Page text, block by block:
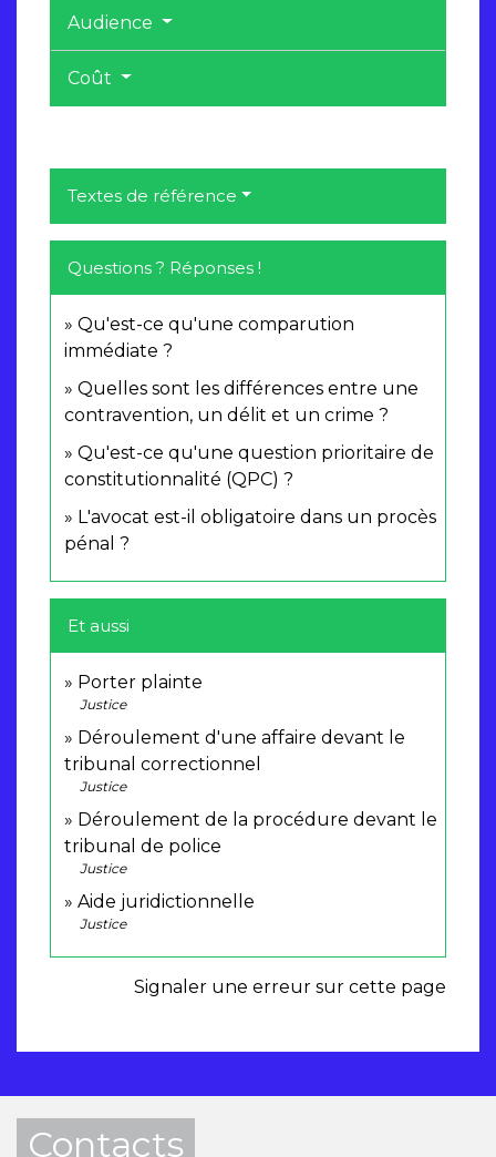
Audience
Coût
Textes de référence
Questions ? Réponses !
Qu'est-ce qu'une comparution
immédiate ?
Quelles sont les différences entre une
contravention, un délit et un crime ?
Qu'est-ce qu'une question prioritaire de
constitutionnalité (QPC) ?
L'avocat est-il obligatoire dans un procès
pénal ?
Et aussi
Porter plainte
Justice
Déroulement d'une affaire devant le
tribunal correctionnel
Justice
Déroulement de la procédure devant le
tribunal de police
Justice
Aide juridictionnelle
Justice
Signaler une erreur sur cette page
Contacts